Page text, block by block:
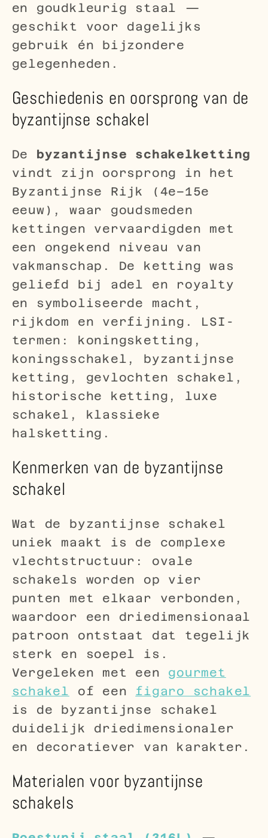
en goudkleurig staal —
geschikt voor dagelijks
gebruik én bijzondere
gelegenheden.
Geschiedenis en oorsprong van de
byzantijnse schakel
De byzantijnse schakelketting
vindt zijn oorsprong in het
Byzantijnse Rijk (4e–15e
eeuw), waar goudsmeden
kettingen vervaardigden met
een ongekend niveau van
vakmanschap. De ketting was
geliefd bij adel en royalty
en symboliseerde macht,
rijkdom en verfijning. LSI-
termen: koningsketting,
koningsschakel, byzantijnse
ketting, gevlochten schakel,
historische ketting, luxe
schakel, klassieke
halsketting.
Kenmerken van de byzantijnse
schakel
Wat de byzantijnse schakel
uniek maakt is de complexe
vlechtstructuur: ovale
schakels worden op vier
punten met elkaar verbonden,
waardoor een driedimensionaal
patroon ontstaat dat tegelijk
sterk en soepel is.
Vergeleken met een gourmet
schakel of een figaro schakel
is de byzantijnse schakel
duidelijk driedimensionaler
en decoratiever van karakter.
Materialen voor byzantijnse
schakels